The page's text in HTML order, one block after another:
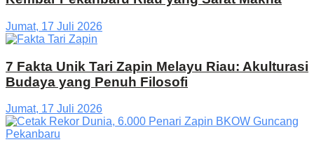
Jumat, 17 Juli 2026
7 Fakta Unik Tari Zapin Melayu Riau: Akulturasi
Budaya yang Penuh Filosofi
Jumat, 17 Juli 2026